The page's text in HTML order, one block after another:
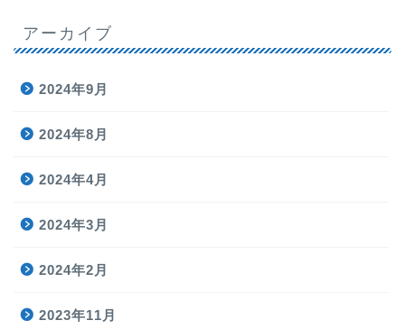
アーカイブ
2024年9月
2024年8月
2024年4月
2024年3月
2024年2月
2023年11月